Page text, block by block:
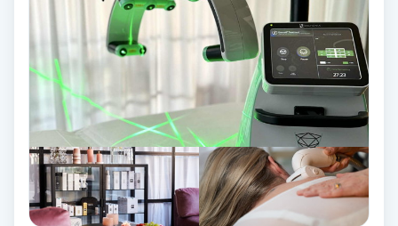
Ansiktsbehandling djuprengörande
Babylights
Balayage
Bambumassage